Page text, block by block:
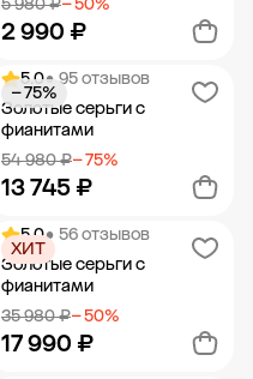
5 980 ₽− 50%
2 990 ₽
Добавить в корзину
5.0• 95 отзывов
Золотые серьги с
фианитами
54 980 ₽− 75%
13 745 ₽
− 75%
Добавить в корзину
5.0• 56 отзывов
Золотые серьги с
фианитами
35 980 ₽− 50%
17 990 ₽
ХИТ